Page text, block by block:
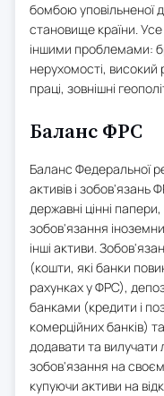
бомбою уповільненої
становище країни. Усе
іншими проблемами:
нерухомості, високий
праці, зовнішні
Баланс ФРС
Баланс Федеральної
активів і
державні цінні папери,
зобов'язання
інші активи.
(кошти, які банки
рахунках у ФРС),
банками (кредити і
комерційних банків)
додавати та вилучати
зобов'язання на
купуючи активи на